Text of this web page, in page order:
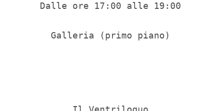
Dalle ore 17:00 alle 19:00
Galleria (primo piano)